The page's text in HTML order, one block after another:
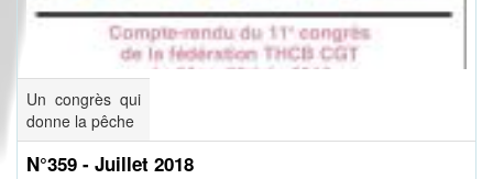
Un congrès qui
donne la pêche
N°359 - Juillet 2018